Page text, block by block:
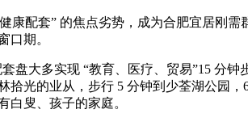
配套” 的焦点劣势，成为合肥宜居刚
口期。
大多实现 “教育、医疗、贸易”15 分
光的业从，步行 5 分钟到少荃湖公园
白叟、孩子的家庭。